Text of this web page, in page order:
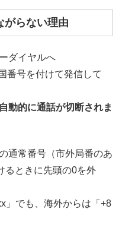
がらない理由
ダイヤルへ
番号を付けて発信して
動的に通話が切断されま
通常番号（市外局番のあ
るときに先頭の0を外
」でも、海外からは「+8